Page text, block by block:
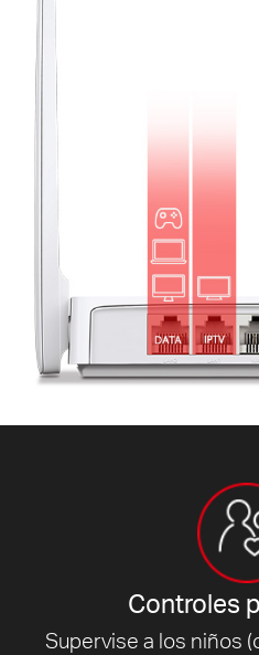
Controles
Supervise a los niños